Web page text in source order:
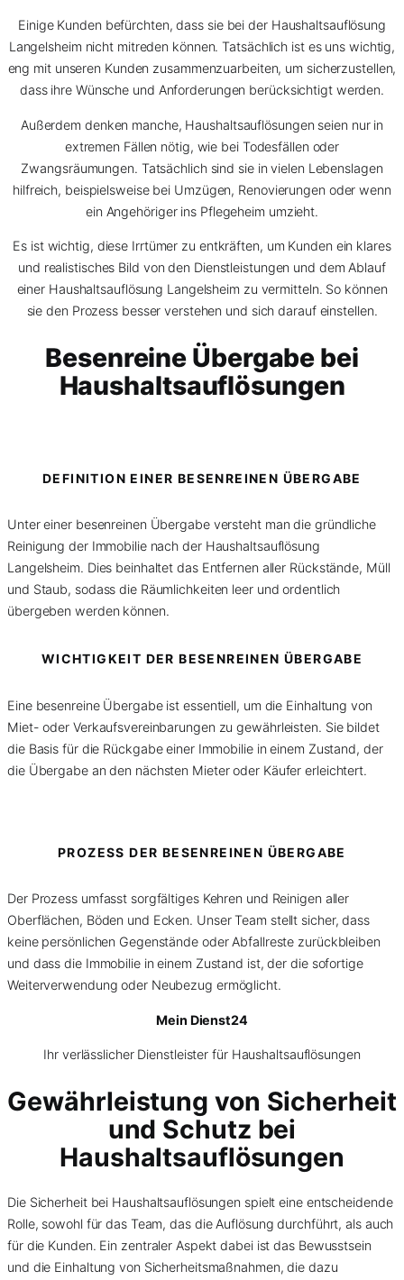
Einige Kunden befürchten, dass sie bei der Haushaltsauflösung
Langelsheim nicht mitreden können. Tatsächlich ist es uns wichtig,
eng mit unseren Kunden zusammenzuarbeiten, um sicherzustellen,
dass ihre Wünsche und Anforderungen berücksichtigt werden.
Außerdem denken manche, Haushaltsauflösungen seien nur in
extremen Fällen nötig, wie bei Todesfällen oder
Zwangsräumungen. Tatsächlich sind sie in vielen Lebenslagen
hilfreich, beispielsweise bei Umzügen, Renovierungen oder wenn
ein Angehöriger ins Pflegeheim umzieht.
Es ist wichtig, diese Irrtümer zu entkräften, um Kunden ein klares
und realistisches Bild von den Dienstleistungen und dem Ablauf
einer Haushaltsauflösung Langelsheim zu vermitteln. So können
sie den Prozess besser verstehen und sich darauf einstellen.
Besenreine Übergabe bei
Haushaltsauflösungen
DEFINITION EINER BESENREINEN ÜBERGABE
Unter einer besenreinen Übergabe versteht man die gründliche
Reinigung der Immobilie nach der Haushaltsauflösung
Langelsheim. Dies beinhaltet das Entfernen aller Rückstände, Müll
und Staub, sodass die Räumlichkeiten leer und ordentlich
übergeben werden können.
WICHTIGKEIT DER BESENREINEN ÜBERGABE
Eine besenreine Übergabe ist essentiell, um die Einhaltung von
Miet- oder Verkaufsvereinbarungen zu gewährleisten. Sie bildet
die Basis für die Rückgabe einer Immobilie in einem Zustand, der
die Übergabe an den nächsten Mieter oder Käufer erleichtert.
PROZESS DER BESENREINEN ÜBERGABE
Der Prozess umfasst sorgfältiges Kehren und Reinigen aller
Oberflächen, Böden und Ecken. Unser Team stellt sicher, dass
keine persönlichen Gegenstände oder Abfallreste zurückbleiben
und dass die Immobilie in einem Zustand ist, der die sofortige
Weiterverwendung oder Neubezug ermöglicht.
Mein Dienst24
Ihr verlässlicher Dienstleister für Haushaltsauflösungen
Gewährleistung von Sicherheit
und Schutz bei
Haushaltsauflösungen
Die Sicherheit bei Haushaltsauflösungen spielt eine entscheidende
Rolle, sowohl für das Team, das die Auflösung durchführt, als auch
für die Kunden. Ein zentraler Aspekt dabei ist das Bewusstsein
und die Einhaltung von Sicherheitsmaßnahmen, die dazu